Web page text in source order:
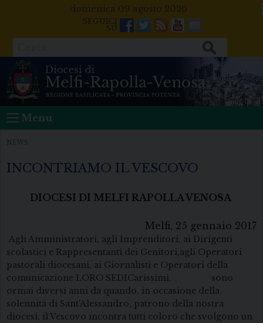
domenica 09 agosto 2026
Facebook
Twitter
FeedsYoutube
Mail
Menu
NEWS
INCONTRIAMO IL VESCOVO
DIOCESI DI MELFI RAPOLLA VENOSA
Melfi, 25 gennaio 2017
Agli Amministratori, agli Imprenditori, ai Dirigenti
scolastici e Rappresentanti dei Genitori,agli Operatori
pastorali diocesani, ai Giornalisti e Operatori della
comunicazione LORO SEDICarissimi, sono
ormai diversi anni da quando, in occasione della
solennitá di Sant’Alessandro, patrono della nostra
diocesi, il Vescovo incontra tutti coloro che svolgono un